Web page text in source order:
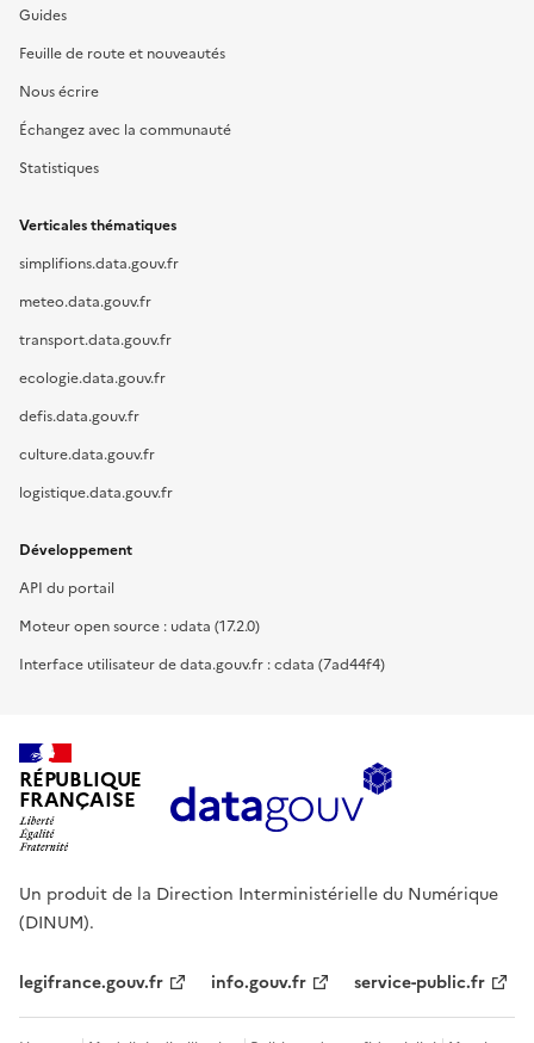
Guides
Feuille de route et nouveautés
Nous écrire
Échangez avec la communauté
Statistiques
Verticales thématiques
simplifions.data.gouv.fr
meteo.data.gouv.fr
transport.data.gouv.fr
ecologie.data.gouv.fr
defis.data.gouv.fr
culture.data.gouv.fr
logistique.data.gouv.fr
Développement
API du portail
Moteur open source : udata (17.2.0)
Interface utilisateur de data.gouv.fr : cdata (7ad44f4)
RÉPUBLIQUE
FRANÇAISE
Un produit de la Direction Interministérielle du Numérique
(DINUM).
legifrance.gouv.fr info.gouv.fr service-public.fr